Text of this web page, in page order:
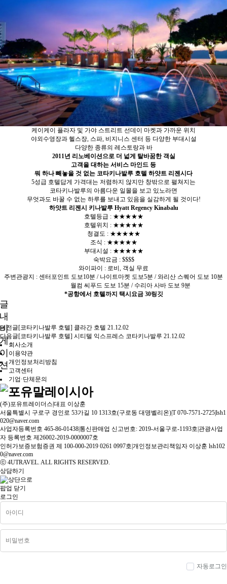
케이케이 플라자 및 가야 스트리트 선데이 마켓과 가까운 위치
야외수영장과 헬스장, 스파, 비지니스 센터 등 다양한 부대시설
다양한 종류의 레스토랑과 바
2011년 리노베이션으로 더 넓게 탈바꿈한 객실
고객을 대하는 서비스 마인드 등
뭐 하나 빼놓을 것 없는 코타키나발루 호텔 하얏트 리젠시다
5성급 호텔답게 가격대는 저렴하지 않지만 창밖으로 펼쳐지는
코타키나발루의 아름다운 일몰을 보고 있노라면
무엇과도 바꿀 수 없는 하루를 보내고 있음을 실감하게 될 것이다!
하얏트 리젠시 키나발루 Hyatt Regency Kinabalu
호텔등급 : ★★★★★
호텔위치 : ★★★★★
청결도 : ★★★★★
조식 : ★★★★★
부대시설 : ★★★★★
숙박요금 : $$$$
와이파이 : 로비, 객실 무료
주변관광지 : 센터포인트 도보10분 / 나이트마켓 도보5분 / 와리산 스퀘어 도보 10분
월컴 씨푸드 도보 15분 / 수리아 사바 도보 9분
*공항에서 호텔까지 택시요금 30링깃
글
내
비
게
이
션
이전글[코타키나발루 호텔] 클라간 호텔 21.12.02
다음글[코타키나발루 호텔] 시티텔 익스프레스 코타키나발루 21.12.02
회사소개
이용약관
개인정보처리방침
고객센터
기업·단체문의
(주)포유트레이더스|대표 이상훈
서울특별시 구로구 경인로 53가길 10 1313호(구로동 대명벨리온)|T 070-7571-2725|lsh1
020@naver.com
사업자등록번호 465-86-01438|통신판매업 신고번호: 2019-서울구로-1193호|관광사업
자 등록번호 제26002-2019-0000007호
인허가보증보험증권 제 100-000-2019 0261 0997호|개인정보관리책임자 이상훈 lsh102
0@naver.com
ⓒ 4UTRAVEL. ALL RIGHTS RESERVED.
상담하기
팝업 닫기
로그인
자동로그인